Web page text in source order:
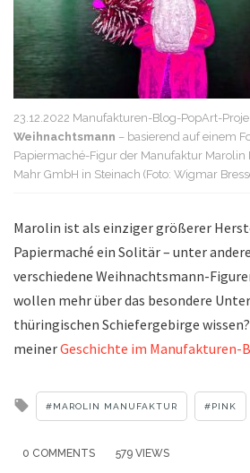
23.12.2022 Manufakturen-Blog-PopArt-
Weihnachtsmann – basierend auf einem
Papiermaché-Figur der Manufaktur Marolin
Mahr GmbH in Steinach (Foto: Wigmar
Marolin ist als einziger größerer
Papiermaché ein Solitär – unter
verschiedene Weihnachtsmann-
wollen mehr über das besondere
thüringischen Schiefergebirge
meinerGeschichte im Manufakturen-
Tagged
MAROLIN MANUFAKTUR PINK
0 COMMENTS 579 VIEWS